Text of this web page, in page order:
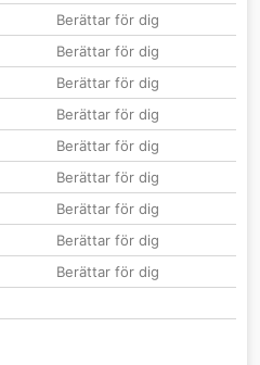
Berättar för dig
Berättar för dig
Berättar för dig
Berättar för dig
Berättar för dig
Berättar för dig
Berättar för dig
Berättar för dig
Berättar för dig